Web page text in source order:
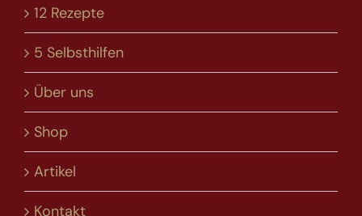
12 Rezepte
5 Selbsthilfen
Über uns
Shop
Artikel
Kontakt